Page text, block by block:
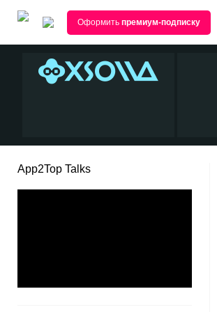
Оформить премиум-подписку
App2Top Talks